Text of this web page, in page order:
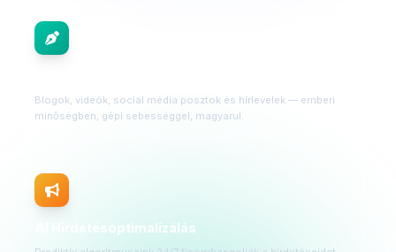
Blogok, videók, social média posztok és hírlevelek — emberi
minőségben, gépi sebességgel, magyarul.
AI Hirdetésoptimalizálás